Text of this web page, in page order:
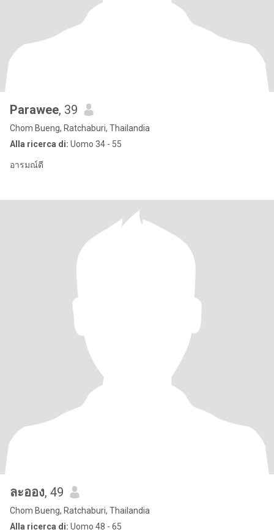
Parawee, 39
Chom Bueng, Ratchaburi, Thailandia
Alla ricerca di: Uomo 34 - 55
อารมณ์ดี
ละออง, 49
Chom Bueng, Ratchaburi, Thailandia
Alla ricerca di: Uomo 48 - 65